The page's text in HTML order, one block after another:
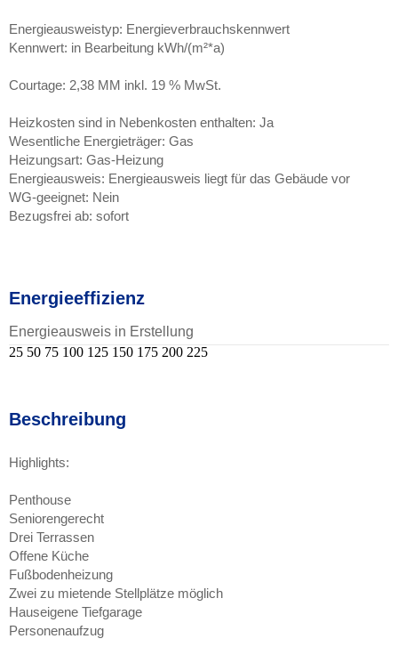
Energieausweistyp: Energieverbrauchskennwert
Kennwert: in Bearbeitung kWh/(m²*a)
Courtage: 2,38 MM inkl. 19 % MwSt.
Heizkosten sind in Nebenkosten enthalten: Ja
Wesentliche Energieträger: Gas
Heizungsart: Gas-Heizung
Energieausweis: Energieausweis liegt für das Gebäude vor
WG-geeignet: Nein
Bezugsfrei ab: sofort
Energieeffizienz
Energieausweis in Erstellung
25 50 75 100 125 150 175 200 225
Beschreibung
Highlights:
Penthouse
Seniorengerecht
Drei Terrassen
Offene Küche
Fußbodenheizung
Zwei zu mietende Stellplätze möglich
Hauseigene Tiefgarage
Personenaufzug